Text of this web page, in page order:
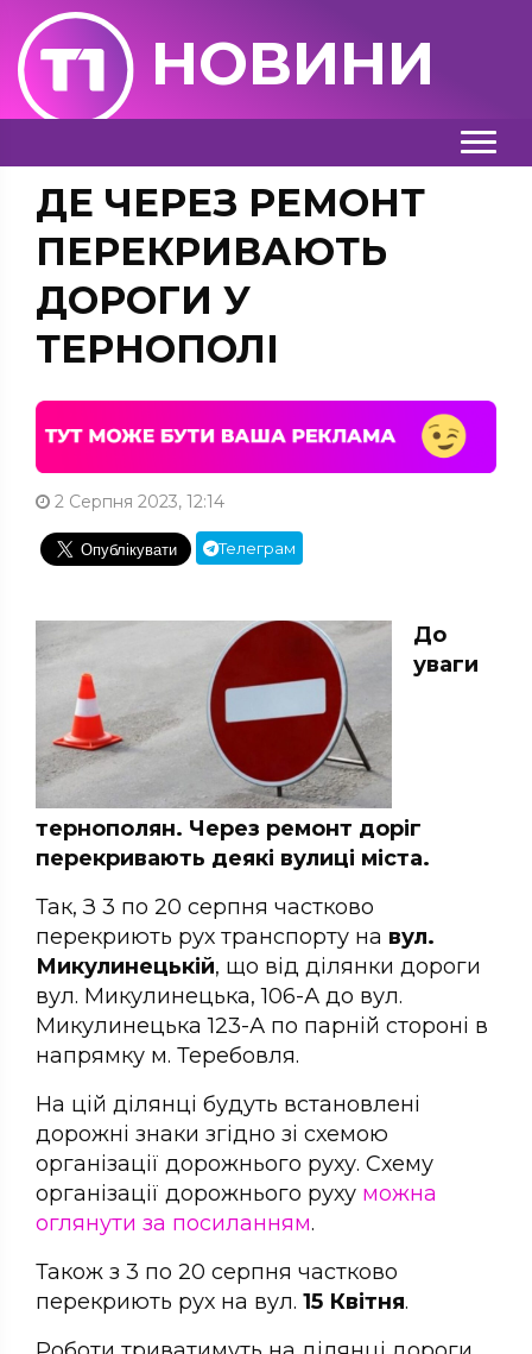
НОВИНИ
ДЕ ЧЕРЕЗ РЕМОНТ
ПЕРЕКРИВАЮТЬ
ДОРОГИ У
ТЕРНОПОЛІ
2 Серпня 2023, 12:14
Телеграм
До
уваги
тернополян. Через ремонт доріг
перекривають деякі вулиці міста.
Так, З 3 по 20 серпня частково
перекриють рух транспорту на вул.
Микулинецькій, що від ділянки дороги
вул. Микулинецька, 106-А до вул.
Микулинецька 123-А по парній стороні в
напрямку м. Теребовля.
На цій ділянці будуть встановлені
дорожні знаки згідно зі схемою
організації дорожнього руху. Схему
організації дорожнього руху можна
оглянути за посиланням.
Також з 3 по 20 серпня частково
перекриють рух на вул. 15 Квітня.